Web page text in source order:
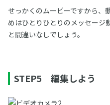
せっかくのムービーですから、
めはひとりひとりのメッセージ
と間違いなしでしょう。
STEP5 編集しよう